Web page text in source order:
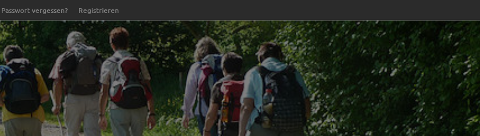
Passwort vergessen? Registrieren